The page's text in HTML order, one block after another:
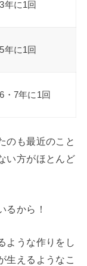
年に1回
年に1回
・7年に1回
のも最近のこと
い方がほとんど
るから！
ような作りをし
生えるようなこ